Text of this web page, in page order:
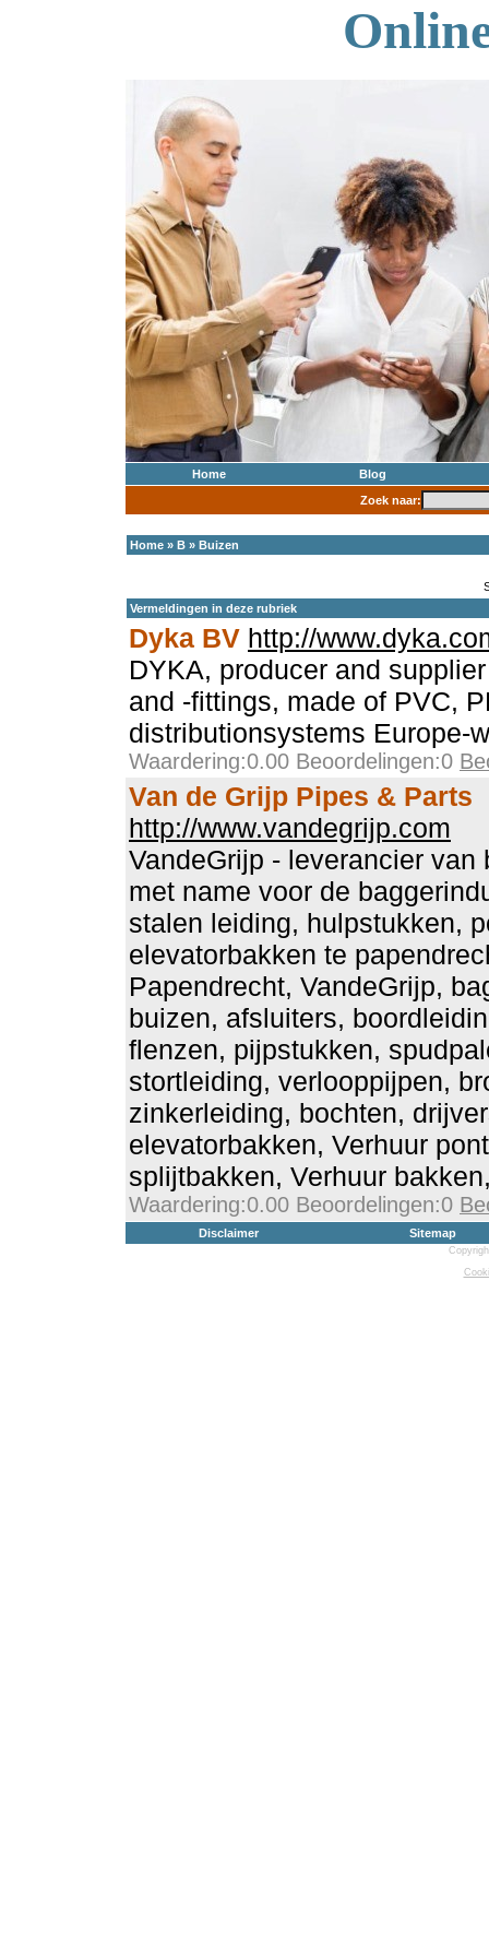
Home
Blog
Zoek naar:
Home » B » Buizen
Vermeldingen in deze rubriek
Dyka BV http://
DYKA, producer and
and -fittings, made of PVC,
distributionsystems Europe-
Waardering:0.00 Beoordelingen:0
Van de Grijp Pipes & Parts
http://www.vandegrijp.com
VandeGrijp - leverancier
met name voor de
stalen leiding, hulpstukken,
elevatorbakken te
Papendrecht, VandeGrijp,
buizen, afsluiters,
flenzen, pijpstukken,
stortleiding, verlooppijpen,
zinkerleiding, bochten,
elevatorbakken, Verhuur
splijtbakken, Verhuur
Waardering:0.00 Beoordelingen:0
Disclaimer Sitemap